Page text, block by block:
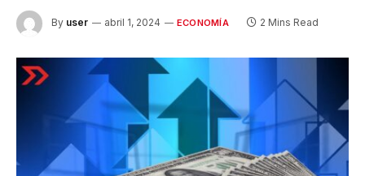
By user abril 1, 2024 ECONOMÍA 2 Mins Read